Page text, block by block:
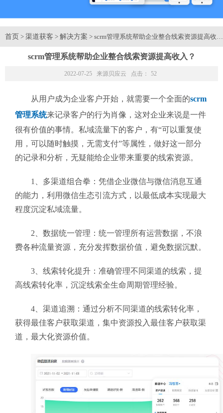
首页 > 渠道获客 > 解决方案 > scrm管理系统帮助企业整合线索资源提高收
scrm管理系统帮助企业整合线索资源提高收入？
2022-07-25 来源 贝应云 点击： 52
从用户成为企业客户开始，就需要一个全面的scrm
管理系统来记录客户的行为肖像，这对企业来说是一件
很有价值的事情。私域流量下的客户，有“可以重复使
用，可以随时触摸，无需支付”等属性，做好这一部分
的记录和分析，无疑能给企业带来重要的线索资源。
1、多渠道组合拳：凭借企业微信与微信消息互通
的能力，利用微信生态引流方式，以最低成本实现最大
程度沉淀私域流量。
2、数据统一管理：统一管理所有运营数据，不浪
费各种流量资源，充分发挥数据价值，避免数据沉默。
3、线索转化提升：准确管理不同渠道的线索，提
高线索转化率，沉淀线索全生命周期管理经验。
4、渠道追溯：通过分析不同渠道的线索转化率，
获得最佳客户获取渠道，集中资源投入最佳客户获取渠
道，最大化资源价值。